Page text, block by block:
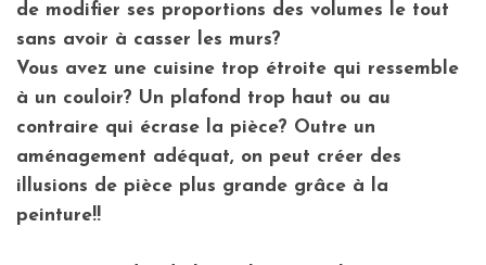
de modifier ses proportions des volumes le tout
sans avoir à casser les murs?
Vous avez une cuisine trop étroite qui ressemble
à un couloir? Un plafond trop haut ou au
contraire qui écrase la pièce? Outre un
aménagement adéquat, on peut créer des
illusions de pièce plus grande grâce à la
peinture!!